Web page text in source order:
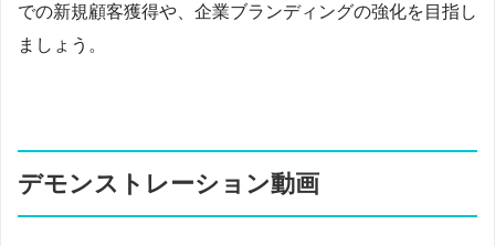
での新規顧客獲得や、企業ブランディングの強化を目指し
ましょう。
デモンストレーション動画